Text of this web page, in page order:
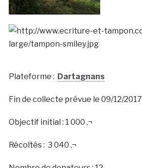
Plateforme : Dartagnans
Fin de collecte prévue le 09/12/2017
Objectif initial : 1 000 ‚¬
Récoltés : 3 040 ‚¬